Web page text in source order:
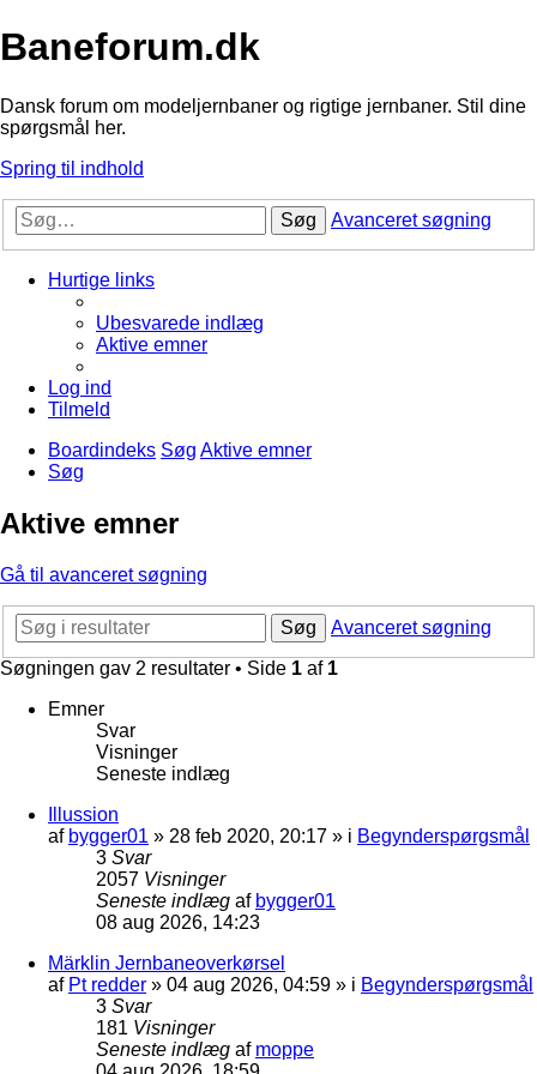
Baneforum.dk
Dansk forum om modeljernbaner og rigtige jernbaner. Stil dine
spørgsmål her.
Spring til indhold
Søg Avanceret søgning
Hurtige links
Ubesvarede indlæg
Aktive emner
Log ind
Tilmeld
Boardindeks Søg Aktive emner
Søg
Aktive emner
Gå til avanceret søgning
Søg
Avanceret søgning
Søgningen gav 2 resultater • Side 1 af 1
Emner
Svar
Visninger
Seneste indlæg
Illussion
af bygger01 » 28 feb 2020, 20:17 » i Begynderspørgsmål
3 Svar
2057 Visninger
Seneste indlæg af bygger01
08 aug 2026, 14:23
Märklin Jernbaneoverkørsel
af Pt redder » 04 aug 2026, 04:59 » i Begynderspørgsmål
3 Svar
181 Visninger
Seneste indlæg af moppe